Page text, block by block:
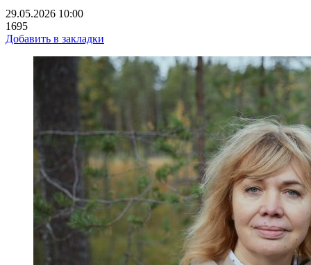
29.05.2026 10:00
1695
Добавить в закладки